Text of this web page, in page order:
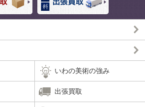
いわの美術の強み
出張買取